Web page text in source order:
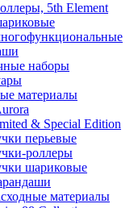
5th Element
наборы
материалы
& Special Edition
перьевые
роллеры
шариковые
материалы